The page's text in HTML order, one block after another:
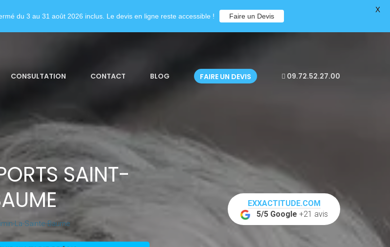
CONSULTATION CONTACT BLOG FAIRE UN DEVIS 09.72.52.27.00
SAINT-
La-Sainte-Baume
EXXACTITUDE.COM
5/5 Google +21 avis
du 3 au 31 août 2026 inclus. Le devis en ligne reste accessible ! Faire un Devis
X